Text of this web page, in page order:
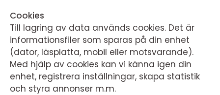
Cookies
Till lagring av data används cookies. Det är
informationsfiler som sparas på din enhet
(dator, läsplatta, mobil eller motsvarande).
Med hjälp av cookies kan vi känna igen din
enhet, registrera inställningar, skapa statistik
och styra annonser m.m.